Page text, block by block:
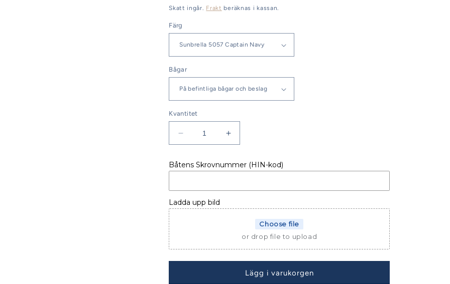
pris
Skatt ingår. Frakt beräknas i kassan.
Färg
Bågar
Kvantitet
Minska
kvantitet
BIMINI
485
GRAND
LARGE
Öka
kvantitet
BIMINI
485
LARGE
Båtens Skrovnummer (HIN-kod)
Ladda upp bild
Choose file
or drop file to upload
Lägg i varukorgen